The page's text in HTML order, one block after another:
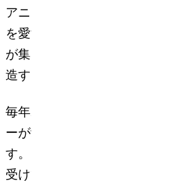
アニメ・漫画・ゲームなどのポ
を愛する「コスプレイヤー・コ
が集まり、新しい形の国際交流
造するイベントとして開催して
毎年20万人以上の人々、世界中
ーが愛知県名古屋市に集い、交
す。自治体・行政・在外公館か
受けていることも特徴のひとつ